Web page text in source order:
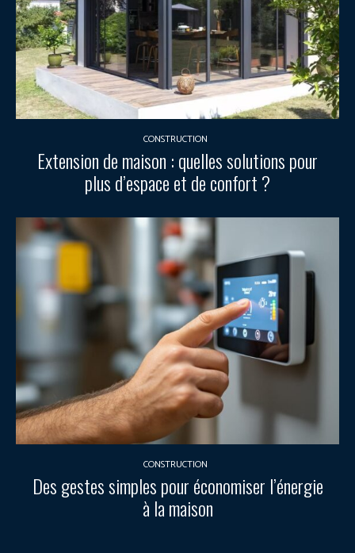
CONSTRUCTION
Extension de maison : quelles solutions pour
plus d’espace et de confort ?
CONSTRUCTION
Des gestes simples pour économiser l’énergie
à la maison